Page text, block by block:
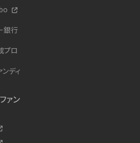
銀行
プロ
ンディ
ァン